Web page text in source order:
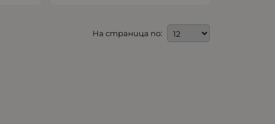
На страница по: